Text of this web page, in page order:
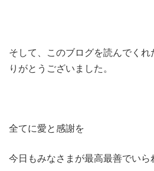
そして、このブログを読んでく
りがとうございました。
全てに愛と感謝を
今日もみなさまが最高最善でいら